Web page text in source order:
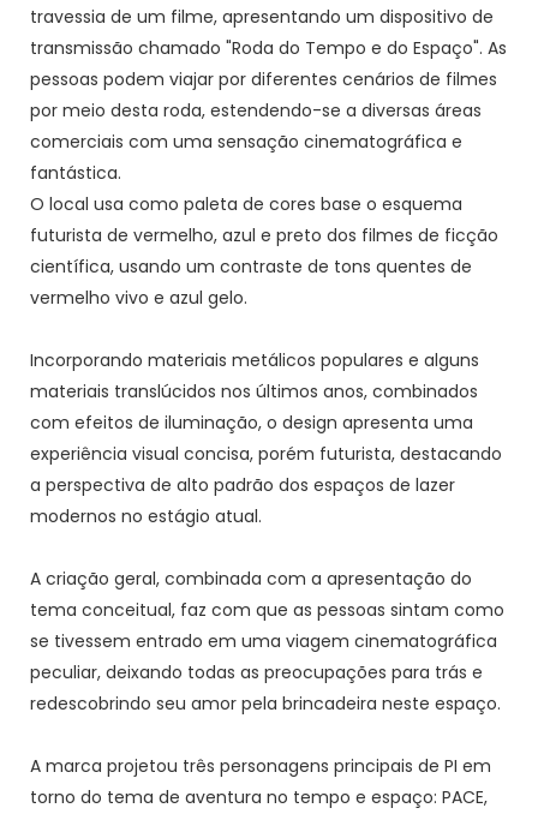
travessia de um filme, apresentando um dispositivo de
transmissão chamado "Roda do Tempo e do Espaço". As
pessoas podem viajar por diferentes cenários de filmes
por meio desta roda, estendendo-se a diversas áreas
comerciais com uma sensação cinematográfica e
fantástica.
O local usa como paleta de cores base o esquema
futurista de vermelho, azul e preto dos filmes de ficção
científica, usando um contraste de tons quentes de
vermelho vivo e azul gelo.
Incorporando materiais metálicos populares e alguns
materiais translúcidos nos últimos anos, combinados
com efeitos de iluminação, o design apresenta uma
experiência visual concisa, porém futurista, destacando
a perspectiva de alto padrão dos espaços de lazer
modernos no estágio atual.
A criação geral, combinada com a apresentação do
tema conceitual, faz com que as pessoas sintam como
se tivessem entrado em uma viagem cinematográfica
peculiar, deixando todas as preocupações para trás e
redescobrindo seu amor pela brincadeira neste espaço.
A marca projetou três personagens principais de PI em
torno do tema de aventura no tempo e espaço: PACE,